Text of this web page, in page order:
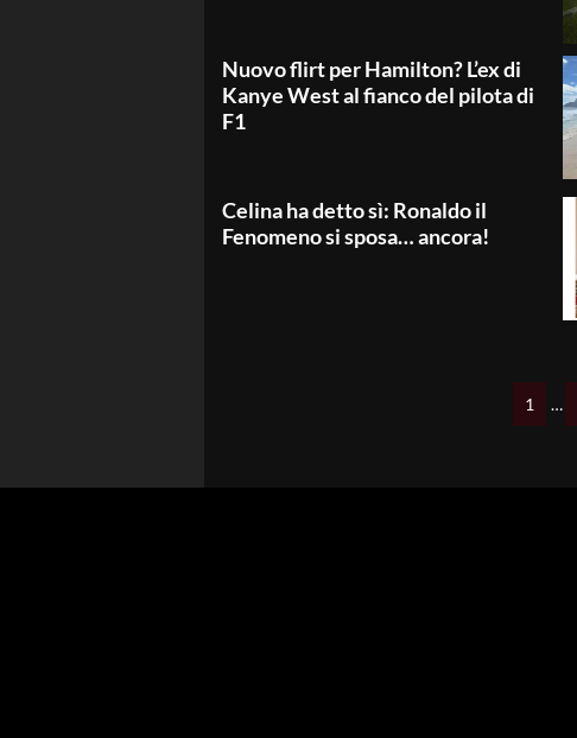
Nuovo flirt per Hamilton? L’ex di
Kanye West al fianco del pilota di
F1
Celina ha detto sì: Ronaldo il
Fenomeno si sposa… ancora!
1 …